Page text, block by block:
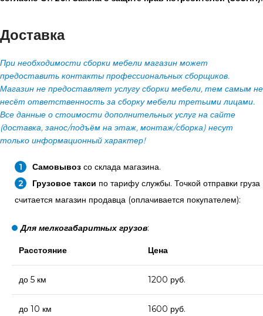
Доставка
При необходимости сборки мебели магазин может
предоставить контакты профессиональных сборщиков.
Магазин не предоставляет услугу сборки мебели, тем самым не
несёт ответственность за сборку мебели третьими лицами.
Все данные о стоимости дополнительных услуг на сайте
(доставка, занос/подъём на этаж, монтаж/сборка) несут
только информационный характер!
Самовывоз со склада магазина.
Грузовое такси по тарифу службы. Точкой отправки груза
считается магазин продавца (оплачивается покупателем):
Для мелкогабаритных грузов:
Расстояние Цена
до 5 км 1200 руб.
до 10 км 1600 руб.